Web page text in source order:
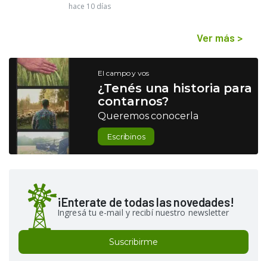
hace 10 días
Ver más >
El campo y vos
¿Tenés una historia para
contarnos?
Queremos conocerla
Escribinos
¡Enterate de todas las novedades!
Ingresá tu e-mail y recibí nuestro newsletter
Suscribirme